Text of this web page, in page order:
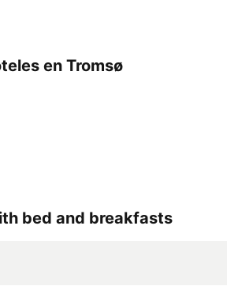
en Tromsø
bed and breakfasts